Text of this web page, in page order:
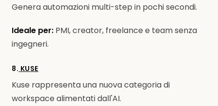
Genera automazioni multi-step in pochi secondi.
Ideale per: PMI, creator, freelance e team senza
ingegneri.
8. KUSE
Kuse rappresenta una nuova categoria di
workspace alimentati dall'AI.